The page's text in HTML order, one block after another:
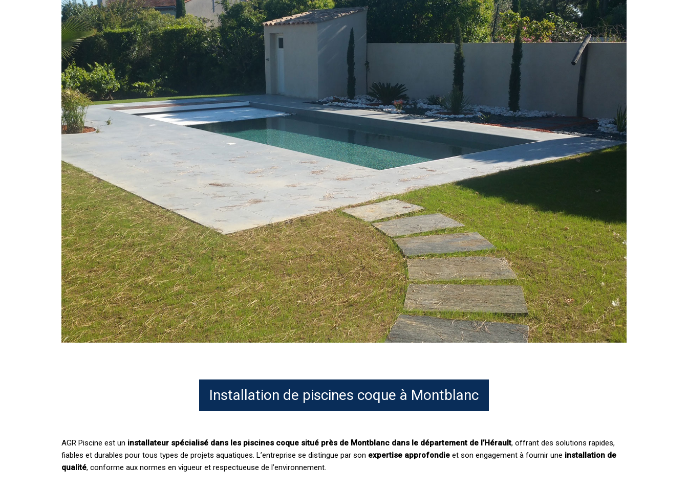
Installation de piscines coque à Montblanc
AGR Piscine est un installateur spécialisé dans les piscines coque situé près de Montblanc dans le département de l’Hérault, offrant des solutions rapides,
fiables et durables pour tous types de projets aquatiques. L’entreprise se distingue par son expertise approfondie et son engagement à fournir une installation de
qualité, conforme aux normes en vigueur et respectueuse de l’environnement.